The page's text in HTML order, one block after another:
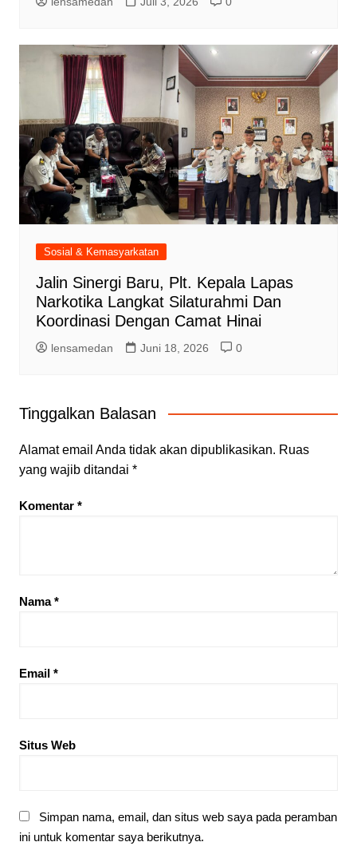
Sosial & Kemasyarkatan
Jalin Sinergi Baru, Plt. Kepala Lapas
Narkotika Langkat Silaturahmi Dan
Koordinasi Dengan Camat Hinai
lensamedan Juni 18, 2026 0
Tinggalkan Balasan
Alamat email Anda tidak akan dipublikasikan. Ruas
yang wajib ditandai *
Komentar *
Nama*
Email *
Situs Web
Simpan nama, email, dan situs web saya pada peramban
ini untuk komentar saya berikutnya.